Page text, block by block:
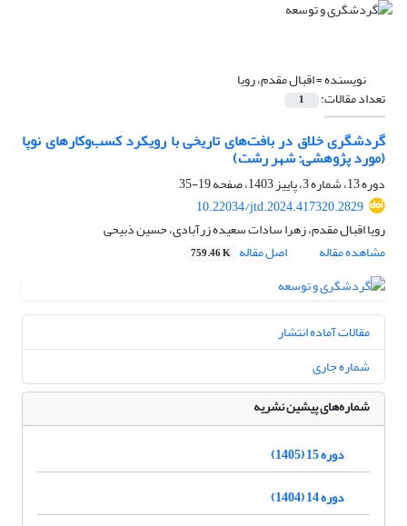
نویسنده =اقبال مقدم، رویا
تعداد مقالات: 1
گردشگری خلاق در بافت‌های تاریخی با رویکرد کسب‌وکارهای نوپا
(مورد پژوهشی: شهر رشت)
دوره 13، شماره 3، پاییز 1403، صفحه
19-35
10.22034/jtd.2024.417320.2829
رویا اقبال مقدم، زهرا سادات سعیده زرآبادی، حسین ذبیحی
مشاهده مقاله
اصل مقاله 759.46 K
مقالات آماده انتشار
شماره جاری
شماره‌های پیشین نشریه
دوره 15 (1405)
دوره 14 (1404)